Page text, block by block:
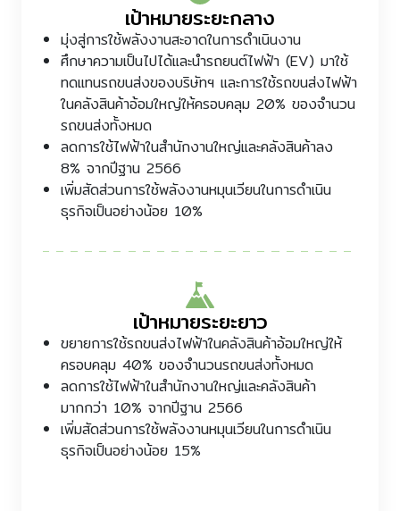
เป้าหมายระยะกลาง
มุ่งสู่การใช้พลังงานสะอาดในการดำเนินงาน
ศึกษาความเป็นไปได้และนำรถยนต์ไฟฟ้า (EV) มาใช้
ทดแทนรถขนส่งของบริษัทฯ และการใช้รถขนส่งไฟฟ้า
ในคลังสินค้าอ้อมใหญ่ให้ครอบคลุม 20% ของจำนวน
รถขนส่งทั้งหมด
ลดการใช้ไฟฟ้าในสำนักงานใหญ่และคลังสินค้าลง
8% จากปีฐาน 2566
เพิ่มสัดส่วนการใช้พลังงานหมุนเวียนในการดำเนิน
ธุรกิจเป็นอย่างน้อย 10%
เป้าหมายระยะยาว
ขยายการใช้รถขนส่งไฟฟ้าในคลังสินค้าอ้อมใหญ่ให้
ครอบคลุม 40% ของจำนวนรถขนส่งทั้งหมด
ลดการใช้ไฟฟ้าในสำนักงานใหญ่และคลังสินค้า
มากกว่า 10% จากปีฐาน 2566
เพิ่มสัดส่วนการใช้พลังงานหมุนเวียนในการดำเนิน
ธุรกิจเป็นอย่างน้อย 15%